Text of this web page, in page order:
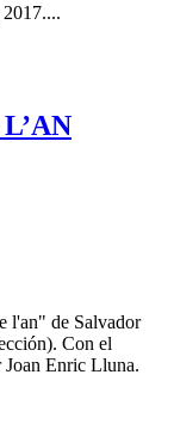
l'an" de Salvador
Con el
Enric Lluna.